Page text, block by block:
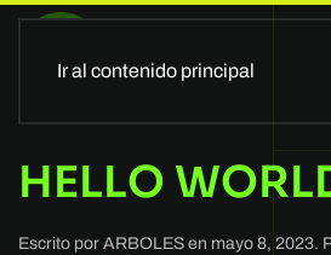
Ir al contenido principal
HELLO
Escrito por ARBOLES en mayo 8, 2023.